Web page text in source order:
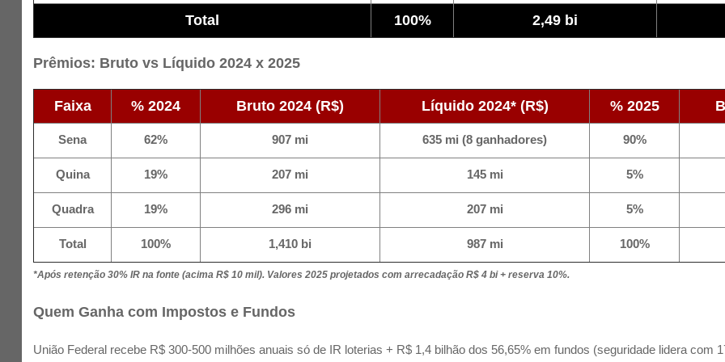
Total 100% 2,49 bi
Prêmios: Bruto vs Líquido 2024 x 2025
Faixa % 2024 Bruto 2024 (R$) Líquido 2024* (R$) % 2025
Sena 62% 907 mi 635 mi (8 ganhadores) 90%
Quina 19% 207 mi 145 mi 5%
Quadra 19% 296 mi 207 mi 5%
Total 100% 1,410 bi 987 mi 100%
*Após retenção 30% IR na fonte (acima R$ 10 mil). Valores 2025 projetados com arrecadação R$ 4 bi + reserva 10%.
Quem Ganha com Impostos e Fundos
União Federal recebe R$ 300-500 milhões anuais só de IR loterias + R$ 1,4 bilhão dos 56,65% em fundos (seguridade lidera com